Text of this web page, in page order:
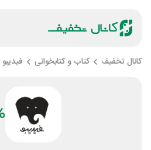
کانال تخفیف کتاب و کتابخوانی فیدیبو